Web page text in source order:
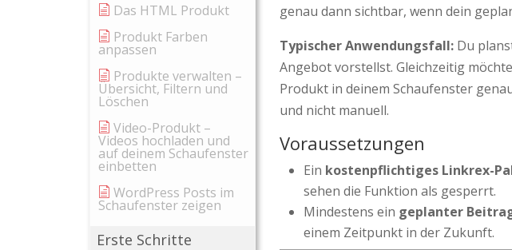
Das HTML Produkt
Produkt Farben
anpassen
Produkte verwalten –
Übersicht, Filtern und
Löschen
Video-Produkt –
Videos hochladen und
auf deinem Schaufenster
einbetten
WordPress Posts im
Schaufenster zeigen
Erste Schritte
genau dann sichtbar, wenn dein
Typischer Anwendungsfall: Du
Angebot vorstellst. Gleichzeitig
Produkt in deinem Schaufenster
und nicht manuell.
Voraussetzungen
Ein kostenpflichtiges Linkrex-
sehen die Funktion als gesperrt.
Mindestens ein geplanter
einem Zeitpunkt in der Zukunft.